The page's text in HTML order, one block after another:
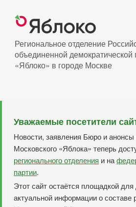
основному
Региональное отделение
объединенной демократической
«Яблоко» в городе Москве
Уважаемые посетители
Новости, заявления Бюро и анонсы
Московского «Яблока» теперь
регионального отделения и на
партии.
Этот сайт остаётся площадкой для
актуальной информации о составе